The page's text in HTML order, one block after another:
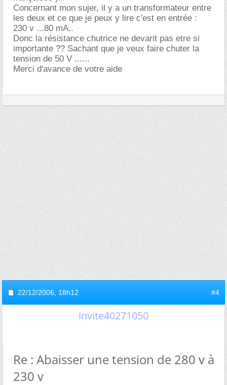
Concernant mon sujer, il y a un transformateur entre
les deux et ce que je peux y lire c'est en entrée :
230 v ...80 mA..
Donc la résistance chutrice ne devarit pas etre si
importante ?? Sachant que je veux faire chuter la
tension de 50 V ......
Merci d'avance de votre aide
22/12/2006, 18h12 #4
invite40271050
Re : Abaisser une tension de 280 v à
230 v